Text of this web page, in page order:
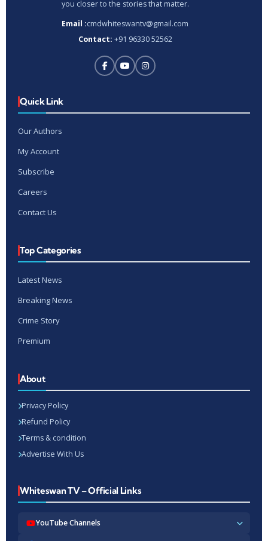
you closer to the stories that matter.
Email :cmdwhiteswantv@gmail.com
Contact: +91 96330 52562
Quick Link
Our Authors
My Account
Subscribe
Careers
Contact Us
Top Categories
Latest News
Breaking News
Crime Story
Premium
About
Privacy Policy
Refund Policy
Terms & condition
Advertise With Us
Whiteswan TV – Official Links
YouTube Channels